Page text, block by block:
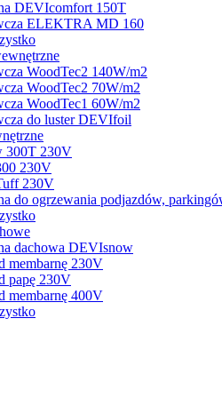
DEVIcomfort 150T
ELEKTRA MD 160
WoodTec2 140W/m2
WoodTec2 70W/m2
WoodTec1 60W/m2
do luster DEVIfoil
300T 230V
230V
230V
do ogrzewania podjazdów,
dachowa DEVIsnow
membarnę 230V
papę 230V
membarnę 400V